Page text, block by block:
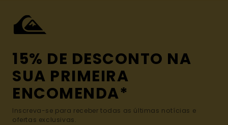
15% DE DESCONTO NA
SUA PRIMEIRA
ENCOMENDA*
Inscreva-se para receber todas as últimas notícias e
ofertas exclusivas.